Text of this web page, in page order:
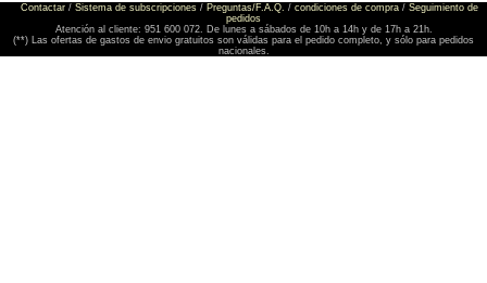
Contactar/ Sistema de subscripciones/ Preguntas/F.A.Q. / condiciones de compra/ Seguimiento de
pedidos
Atención al cliente: 951 600 072. De lunes a sábados de 10h a 14h y de 17h a 21h.
(**) Las ofertas de gastos de envio gratuitos son válidas para el pedido completo, y sólo para pedidos
nacionales.